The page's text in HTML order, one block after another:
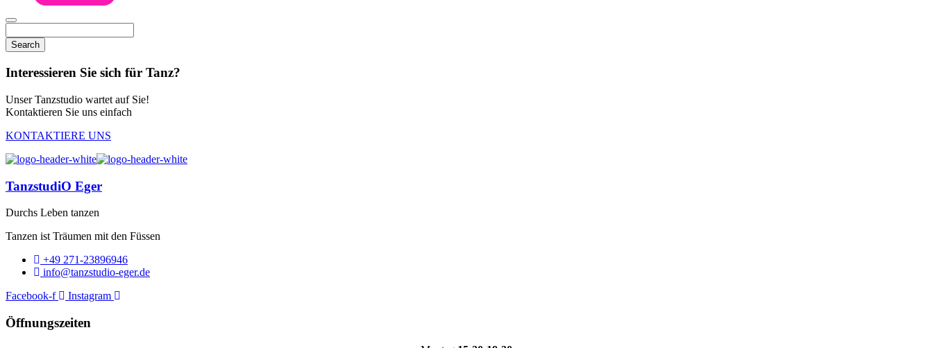
Interessieren Sie sich für Tanz?
Unser Tanzstudio wartet auf Sie!
Kontaktieren Sie uns einfach
KONTAKTIERE UNS
TanzstudiO Eger
Durchs Leben tanzen
Tanzen ist Träumen mit den Füssen
+49 271-23896946
info@tanzstudio-eger.de
Facebook-f
Instagram
Öffnungszeiten